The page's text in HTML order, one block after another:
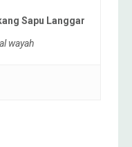
Sapu Langgar
wayah